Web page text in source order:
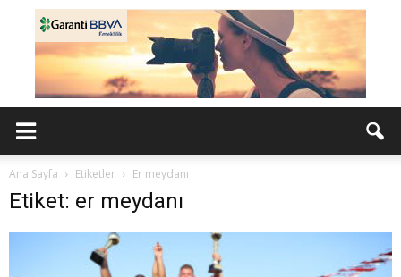
Ana Sayfa Etiketler Er meydanı
Etiket: er meydanı